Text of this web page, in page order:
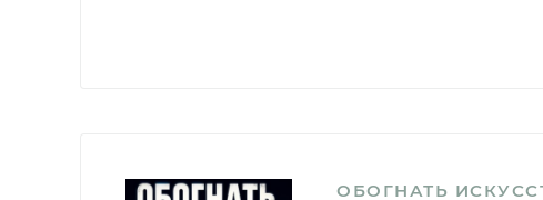
ОБОГНАТЬ